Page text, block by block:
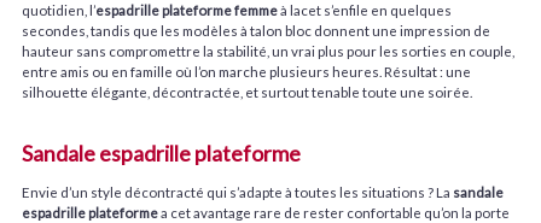
quotidien, l’espadrille plateforme femmeà lacet s’enfile en quelques
secondes, tandis que les modèles à talon bloc donnent une impression de
hauteur sans compromettre la stabilité, un vrai plus pour les sorties en couple,
entre amis ou en famille où l’on marche plusieurs heures. Résultat : une
silhouette élégante, décontractée, et surtout tenable toute une soirée.
Sandale espadrille plateforme
Envie d’un style décontracté qui s’adapte à toutes les situations ? La sandale
espadrille plateformea cet avantage rare de rester confortable qu’on la porte